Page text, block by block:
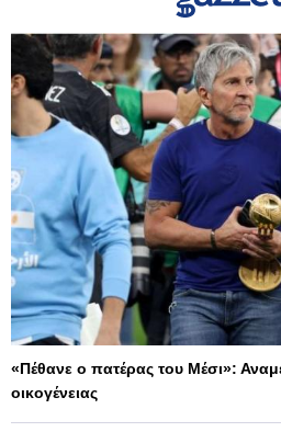
«Πέθανε ο πατέρας του Μέσι»:
οικογένειας